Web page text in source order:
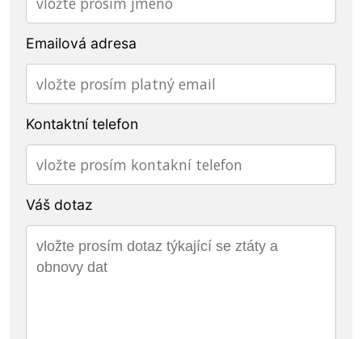
Emailová adresa
Kontaktní telefon
Váš dotaz